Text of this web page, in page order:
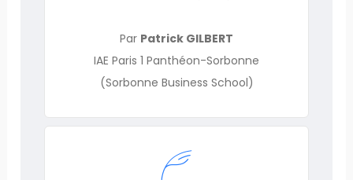
Par Patrick GILBERT
IAE Paris 1 Panthéon-Sorbonne
(Sorbonne Business School)